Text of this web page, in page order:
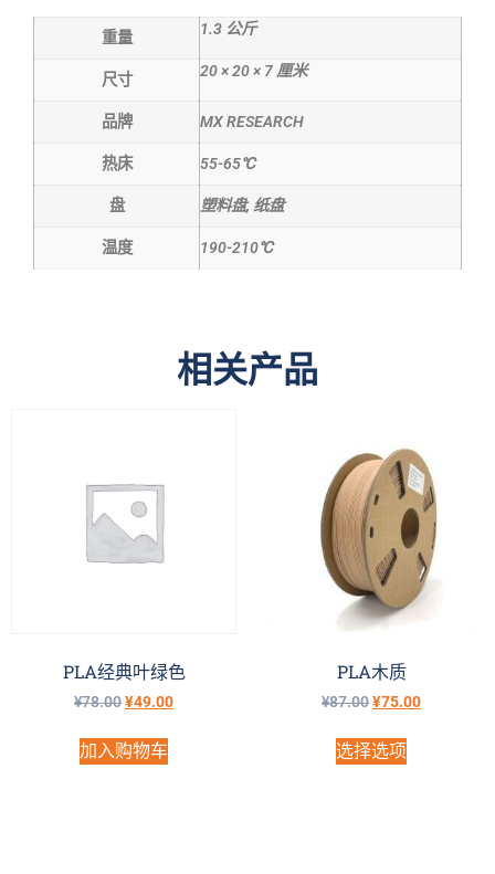
重量 1.3 公斤
尺寸 20 × 20 × 7 厘米
品牌 MX RESEARCH
热床 55-65℃
盘 塑料盘, 纸盘
温度 190-210℃
相关产品
PLA经典叶绿色
¥78.00¥49.00
加入购物车
PLA木质
¥87.00¥75.00
选择选项